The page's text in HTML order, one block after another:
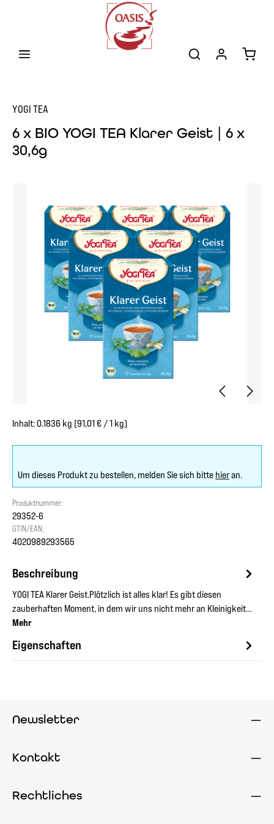
YOGI TEA
6 x BIO YOGI TEA Klarer Geist | 6 x
30,6g
Inhalt:0.1836 kg (91,01 € / 1 kg)
Um dieses Produkt zu bestellen, melden Sie sich bitte hieran.
Produktnummer:
29352-6
GTIN/EAN:
4020989293565
Beschreibung
YOGI TEA Klarer Geist.Plötzlich ist alles klar! Es gibt diesen
zauberhaften Moment, in dem wir uns nicht mehr an Kleinigkeit…
Mehr
Eigenschaften
Newsletter
Kontakt
Rechtliches